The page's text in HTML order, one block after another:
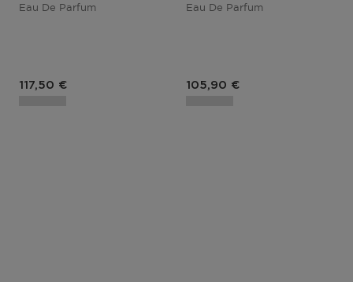
Eau De Parfum
Prix du produit
117,50 €
Eau De Parfum
Prix du produit
105,90 €